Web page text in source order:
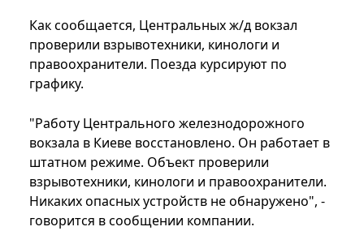
Как сообщается, Центральных ж/д вокзал
проверили взрывотехники, кинологи и
правоохранители. Поезда курсируют по
графику.
"Работу Центрального железнодорожного
вокзала в Киеве восстановлено. Он работает в
штатном режиме. Объект проверили
взрывотехники, кинологи и правоохранители.
Никаких опасных устройств не обнаружено", -
говорится в сообщении компании.